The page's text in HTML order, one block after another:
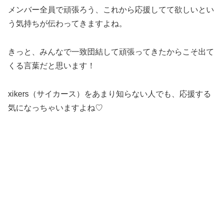
メンバー全員で頑張ろう、これから応援してて欲しいとい
う気持ちが伝わってきますよね。
きっと、みんなで一致団結して頑張ってきたからこそ出て
くる言葉だと思います！
xikers（サイカース）をあまり知らない人でも、応援する
気になっちゃいますよね♡